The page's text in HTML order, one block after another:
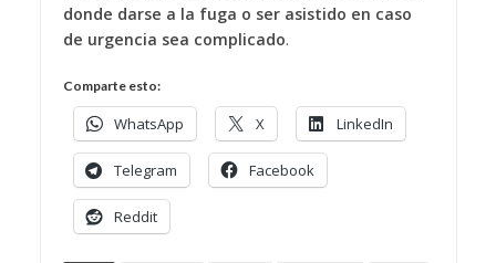
donde darse a la fuga o ser asistido en caso
de urgencia sea complicado.
Comparte esto:
WhatsApp X LinkedIn
Telegram Facebook
Reddit